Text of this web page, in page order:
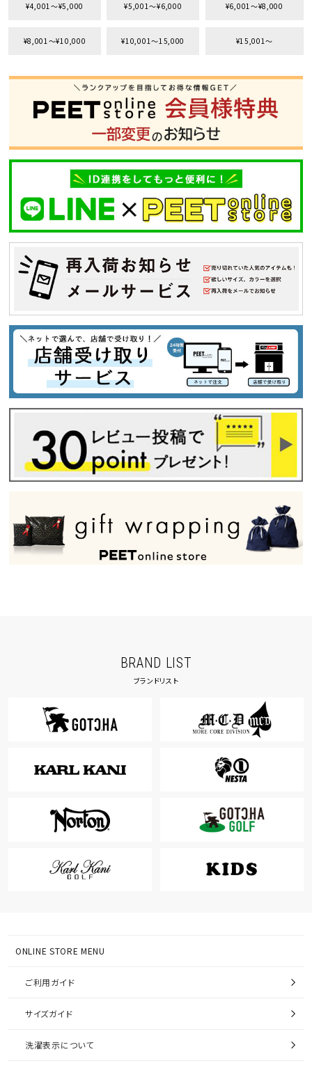
価格から探す
カテゴリ
M
L
XXL
XXXL
29inc
30inc
32inc
34inc
36inc
38inc
40inc
KIDS
カラー
tune 絞り込んで検索する
¥4,001〜¥5,000 ¥5,001〜¥6,000 ¥6,001〜¥8,000
¥8,001〜¥10,000 ¥10,001〜15,000 ¥15,001〜
BRAND LIST
ブランドリスト
ONLINE STORE MENU
ご利用ガイド
サイズガイド
洗濯表示について